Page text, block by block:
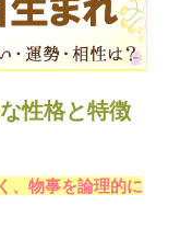
性格と特徴
、物事を論理的に